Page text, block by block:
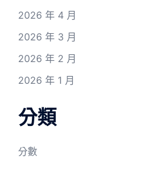
2026 年 4 月
2026 年 3 月
2026 年 2 月
2026 年 1 月
分類
分數